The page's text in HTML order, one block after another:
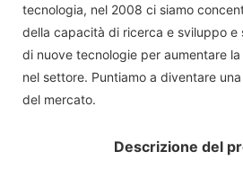
tecnologia, nel 2008 ci siamo
della capacità di ricerca e sviluppo e
di nuove tecnologie per aumentare
nel settore. Puntiamo a diventare
del mercato.
Descrizione del